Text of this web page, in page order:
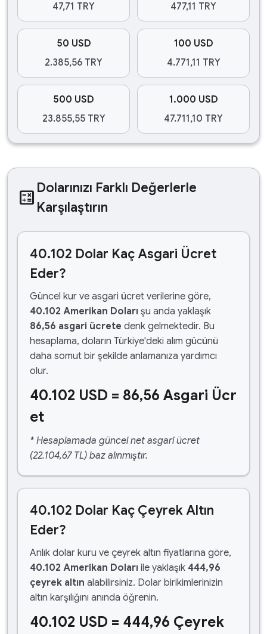
47,71 TRY
477,11 TRY
50 USD
2.385,56 TRY
100 USD
4.771,11 TRY
500 USD
23.855,55 TRY
1.000 USD
47.711,10 TRY
calculate Dolarınızı Farklı Değerlerle
Karşılaştırın
40.102 Dolar Kaç Asgari Ücret
Eder?
Güncel kur ve asgari ücret verilerine göre,
40.102 Amerikan Doları şu anda yaklaşık
86,56 asgari ücrete denk gelmektedir. Bu
hesaplama, doların Türkiye'deki alım gücünü
daha somut bir şekilde anlamanıza yardımcı
olur.
40.102 USD = 86,56 Asgari Ücr
et
* Hesaplamada güncel net asgari ücret
(22.104,67 TL) baz alınmıştır.
40.102 Dolar Kaç Çeyrek Altın
Eder?
Anlık dolar kuru ve çeyrek altın fiyatlarına göre,
40.102 Amerikan Doları ile yaklaşık 444,96
çeyrek altın alabilirsiniz. Dolar birikimlerinizin
altın karşılığını anında öğrenin.
40.102 USD = 444,96 Çeyrek